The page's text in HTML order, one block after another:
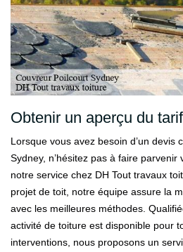
Obtenir un aperçu du
Lorsque vous avez besoin d’un devis
Sydney, n’hésitez pas à faire
notre service chez DH Tout travaux
projet de toit, notre équipe assure la
avec les meilleures méthodes.
activité de toiture est disponible pour
interventions, nous proposons un